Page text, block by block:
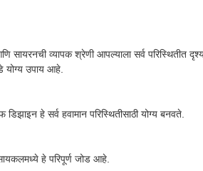
सायरनची व्यापक श्रेणी आपल्याला सर्व परिस्थितीत
योग्य उपाय आहे.
हे सर्व हवामान परिस्थितीसाठी योग्य बनवते.
हे परिपूर्ण जोड आहे.